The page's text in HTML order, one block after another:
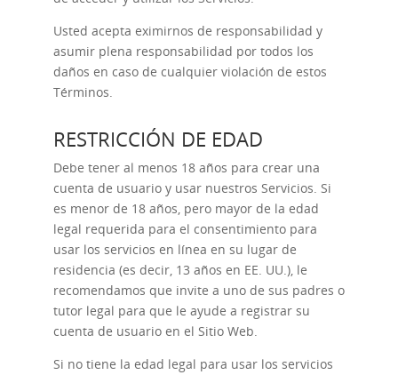
Usted acepta eximirnos de responsabilidad y
asumir plena responsabilidad por todos los
daños en caso de cualquier violación de estos
Términos.
RESTRICCIÓN DE EDAD
Debe tener al menos 18 años para crear una
cuenta de usuario y usar nuestros Servicios. Si
es menor de 18 años, pero mayor de la edad
legal requerida para el consentimiento para
usar los servicios en línea en su lugar de
residencia (es decir, 13 años en EE. UU.), le
recomendamos que invite a uno de sus padres o
tutor legal para que le ayude a registrar su
cuenta de usuario en el Sitio Web.
Si no tiene la edad legal para usar los servicios